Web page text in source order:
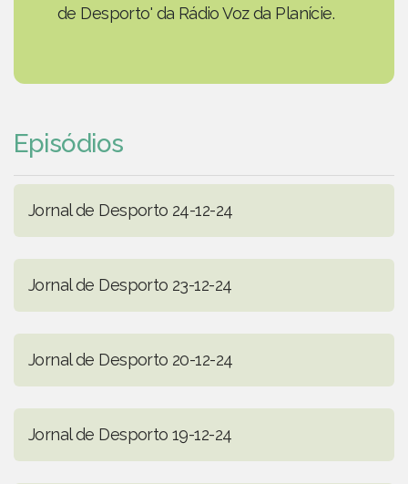
de Desporto' da Rádio Voz da Planície.
Episódios
Jornal de Desporto 24-12-24
Jornal de Desporto 23-12-24
Jornal de Desporto 20-12-24
Jornal de Desporto 19-12-24